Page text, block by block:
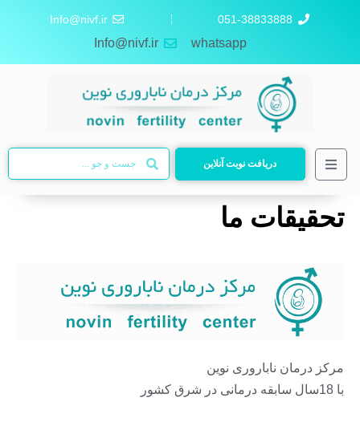
051-38833888
Info@nivf.ir
whatsapp
Info@nivf.ir
دریافت نوبت آنلاین
تحقیقات ما
مرکز درمان ناباروری نوین
با 18سال سابقه درمانی در شرق کشور